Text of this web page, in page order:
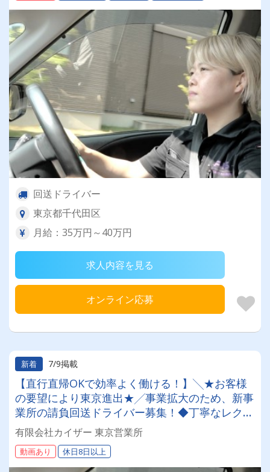
回送ドライバー
東京都千代田区
月給：35万円～40万円
求人内容を見る
オンライン応募
新着 7/9掲載
【直行直帰OKで効率よく働ける！】╲★お客様
の要望により東京進出★╱事業拡大のため、新事
業所の請負回送ドライバー募集！◆丁寧なレクチ
ャーで、未経験でも安心スタート！無理の無い運
行管理で、働きやすさ抜群！
有限会社カイザー 東京営業所
動画あり 休日8日以上